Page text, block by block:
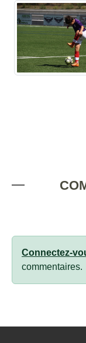
Connectez-
commentaires.